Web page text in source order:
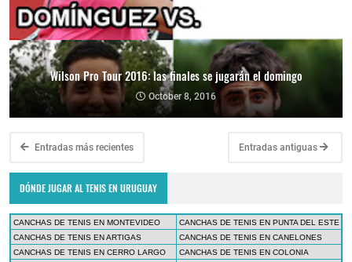
Wilson Pro Tour 2016: las finales se jugarán el domingo
October 8, 2016
Entradas más recientes Entradas antiguas
DÓNDE JUGAR AL TENIS EN URUGUAY
CANCHAS DE TENIS EN MONTEVIDEO
CANCHAS DE TENIS EN PUNTA DEL ESTE
CANCHAS DE TENIS EN ARTIGAS
CANCHAS DE TENIS EN CANELONES
CANCHAS DE TENIS EN CERRO LARGO
CANCHAS DE TENIS EN COLONIA